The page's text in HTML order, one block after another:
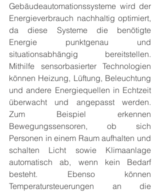
Gebäudeautomationssysteme wird der
Energieverbrauch nachhaltig optimiert,
da diese Systeme die benötigte
Energie punktgenau und
situationsabhängig bereitstellen.
Mithilfe sensorbasierter Technologien
können Heizung, Lüftung, Beleuchtung
und andere Energiequellen in Echtzeit
überwacht und angepasst werden.
Zum Beispiel erkennen
Bewegungssensoren, ob sich
Personen in einem Raum aufhalten und
schalten Licht sowie Klimaanlage
automatisch ab, wenn kein Bedarf
besteht. Ebenso können
Temperatursteuerungen an die